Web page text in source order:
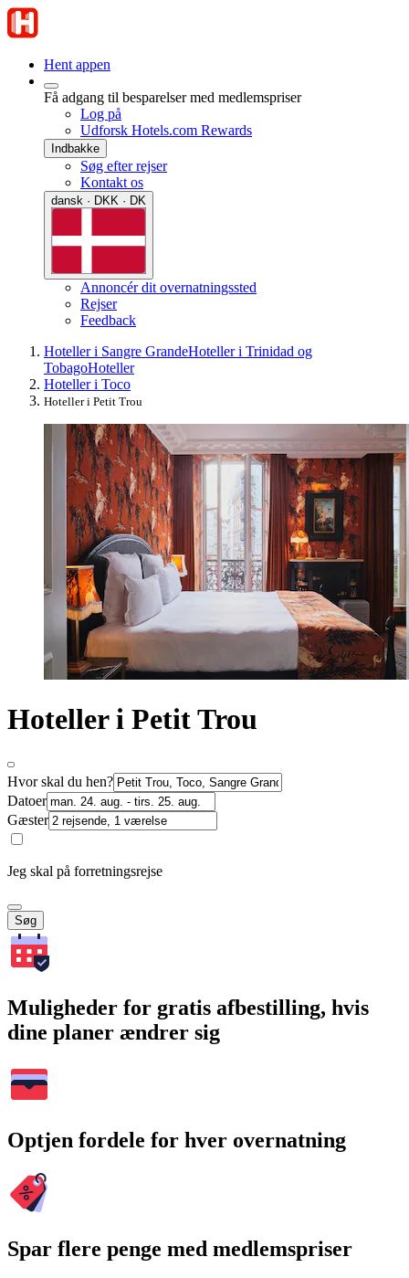
Hent appen
Få adgang til besparelser med medlemspriser
Log på
Udforsk Hotels.com Rewards
Indbakke
Søg efter rejser
Kontakt os
dansk · DKK · DK
Annoncér dit overnatningssted
Rejser
Feedback
Hoteller i Sangre GrandeHoteller i Trinidad og
TobagoHoteller
Hoteller i Toco
Hoteller i Petit Trou
Hoteller i Petit Trou
Hvor skal du hen?
Datoer
Gæster
Jeg skal på forretningsrejse
Søg
Muligheder for gratis afbestilling, hvis
dine planer ændrer sig
Optjen fordele for hver overnatning
Spar flere penge med medlemspriser